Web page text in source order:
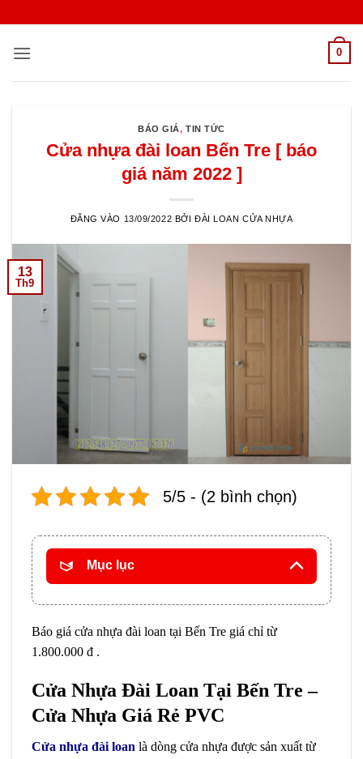
nội
0
BÁO GIÁ,TIN TỨC
Cửa nhựa đài loan Bến Tre [ báo
giá năm 2022 ]
ĐĂNG VÀO 13/09/2022 BỞI ĐÀI LOAN CỬA NHỰA
13
Th9
5/5 - (2 bình chọn)
Mục lục
Báo giá cửa nhựa đài loan tại Bến Tre giá chỉ từ
1.800.000 đ .
Cửa Nhựa Đài Loan Tại Bến Tre –
Cửa Nhựa Giá Rẻ PVC
Cửa nhựa đài loan là dòng cửa nhựa được sản xuất từ